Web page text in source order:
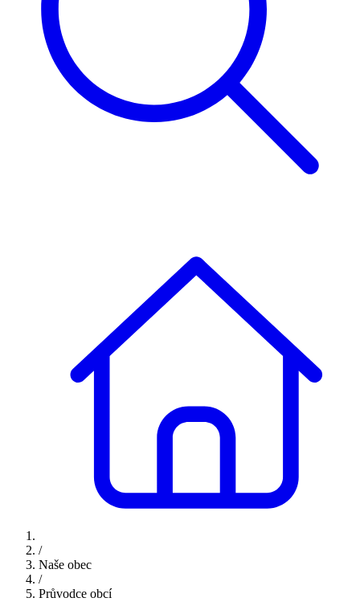
/
Naše obec
/
Průvodce obcí